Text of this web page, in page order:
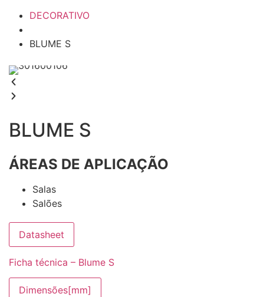
DECORATIVO
BLUME S
BLUME S
ÁREAS DE APLICAÇÃO
Salas
Salões
Datasheet
Ficha técnica – Blume S
Dimensões[mm]